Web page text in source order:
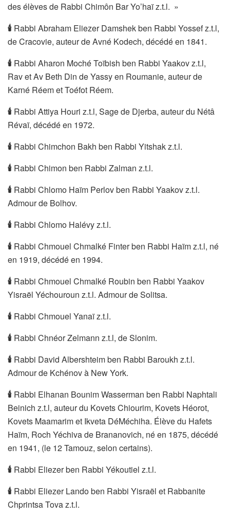
des élèves de Rabbi Chimôn Bar Yo’haï z.t.l. »
🕯 Rabbi Abraham Eliezer Damshek ben Rabbi Yossef z.t.l,
de Cracovie, auteur de Avné Kodech, décédé en 1841.
🕯 Rabbi Aharon Moché Toïbish ben Rabbi Yaakov z.t.l,
Rav et Av Beth Din de Yassy en Roumanie, auteur de
Karné Réem et Toéfot Réem.
🕯 Rabbi Attiya Houri z.t.l, Sage de Djerba, auteur du Nétâ
Révaï, décédé en 1972.
🕯 Rabbi Chimchon Bakh ben Rabbi Yitshak z.t.l.
🕯 Rabbi Chimon ben Rabbi Zalman z.t.l.
🕯 Rabbi Chlomo Haïm Perlov ben Rabbi Yaakov z.t.l.
Admour de Bolhov.
🕯 Rabbi Chlomo Halévy z.t.l.
🕯 Rabbi Chmouel Chmalké Finter ben Rabbi Haïm z.t.l, né
en 1919, décédé en 1994.
🕯 Rabbi Chmouel Chmalké Roubin ben Rabbi Yaakov
Yisraël Yéchouroun z.t.l. Admour de Solitsa.
🕯 Rabbi Chmouel Yanaï z.t.l.
🕯 Rabbi Chnéor Zelmann z.t.l, de Slonim.
🕯 Rabbi David Albershteim ben Rabbi Baroukh z.t.l.
Admour de Kchénov à New York.
🕯 Rabbi Elhanan Bounim Wasserman ben Rabbi Naphtali
Beinich z.t.l, auteur du Kovets Chiourim, Kovets Héorot,
Kovets Maamarim et Ikveta DéMéchiha. Élève du Hafets
Haïm, Roch Yéchiva de Brananovich, né en 1875, décédé
en 1941, (le 12 Tamouz, selon certains).
🕯 Rabbi Eliezer ben Rabbi Yékoutiel z.t.l.
🕯 Rabbi Eliezer Lando ben Rabbi Yisraël et Rabbanite
Chprintsa Tova z.t.l.